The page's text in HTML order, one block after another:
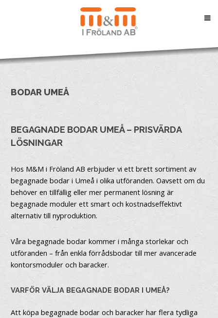
BODAR UMEÅ
BEGAGNADE BODAR UMEÅ – PRISVÄRDA
LÖSNINGAR
Hos M&M i Fröland AB erbjuder vi ett brett sortiment av
begagnade bodar i Umeå i olika utföranden. Oavsett om du
behöver en tillfällig eller mer permanent lösning är
begagnade moduler ett smart och kostnadseffektivt
alternativ till nyproduktion.
Våra begagnade bodar kommer i många storlekar och
utföranden – från enkla förrådsbodar till mer avancerade
kontorsmoduler och baracker.
VARFÖR VÄLJA BEGAGNADE BODAR I UMEÅ?
Att köpa begagnade bodar och baracker har flera tydliga